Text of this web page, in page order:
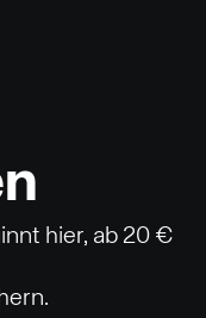
hier, ab 20 €